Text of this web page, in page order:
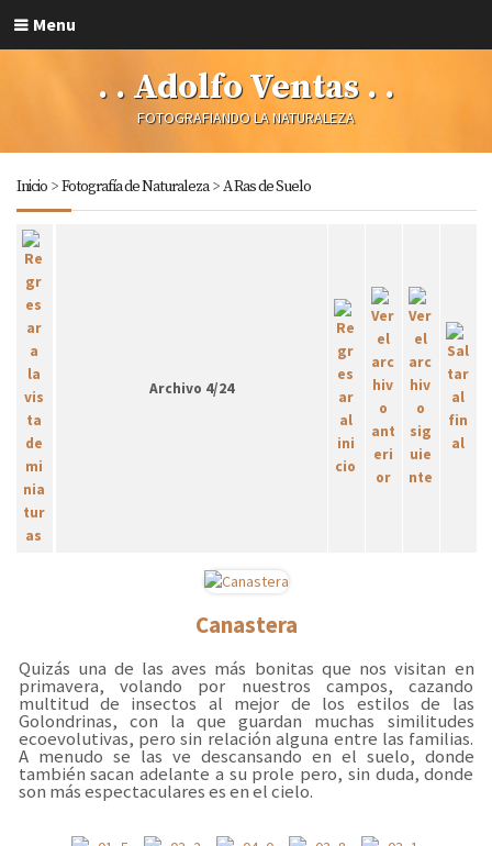
Menu
. . Adolfo Ventas . .
FOTOGRAFIANDO LA NATURALEZA
Inicio>Fotografía de Naturaleza>A Ras de Suelo
Archivo 4/24
Canastera
Quizás una de las aves más bonitas que nos visitan en
primavera, volando por nuestros campos, cazando
multitud de insectos al mejor de los estilos de las
Golondrinas, con la que guardan muchas similitudes
ecoevolutivas, pero sin relación alguna entre las familias.
A menudo se las ve descansando en el suelo, donde
también sacan adelante a su prole pero, sin duda, donde
son más espectaculares es en el cielo.